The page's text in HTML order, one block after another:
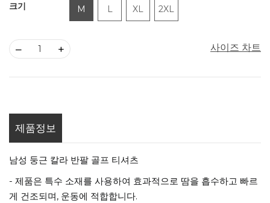
크기 M L XL 2XL
사이즈 차트
– +
제품정보
남성 둥근 칼라 반팔 골프 티셔츠
- 제품은 특수 소재를 사용하여 효과적으로 땀을 흡수하고 빠르
게 건조되며, 운동에 적합합니다.